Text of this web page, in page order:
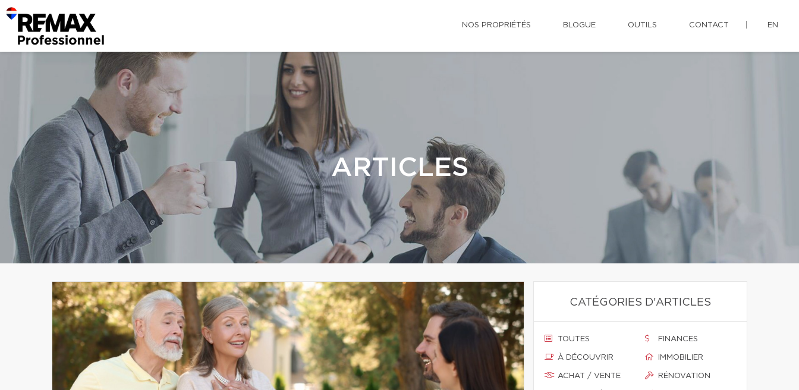
NOS PROPRIÉTÉS BLOGUE OUTILS CONTACT EN
ARTICLES
CATÉGORIES D'ARTICLES
TOUTES
À DÉCOUVRIR
ACHAT / VENTE
FINANCES
IMMOBILIER
RÉNOVATION